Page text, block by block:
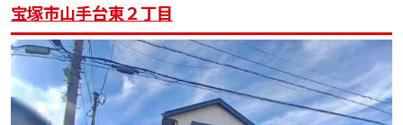
宝塚市山手台東２丁目